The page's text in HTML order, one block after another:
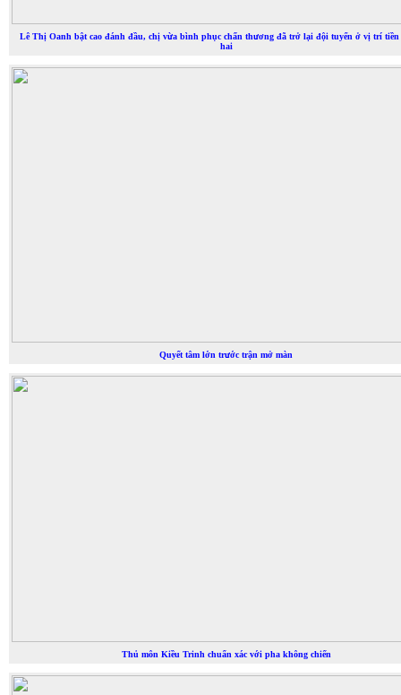
Lê Thị Oanh bật cao đánh đầu, chị vừa bình phục chấn thương đã trở lại đội tuyển ở vị trí
hai
Quyết tâm lớn trước trận mở màn
Thủ môn Kiều Trinh chuẩn xác với pha không chiến